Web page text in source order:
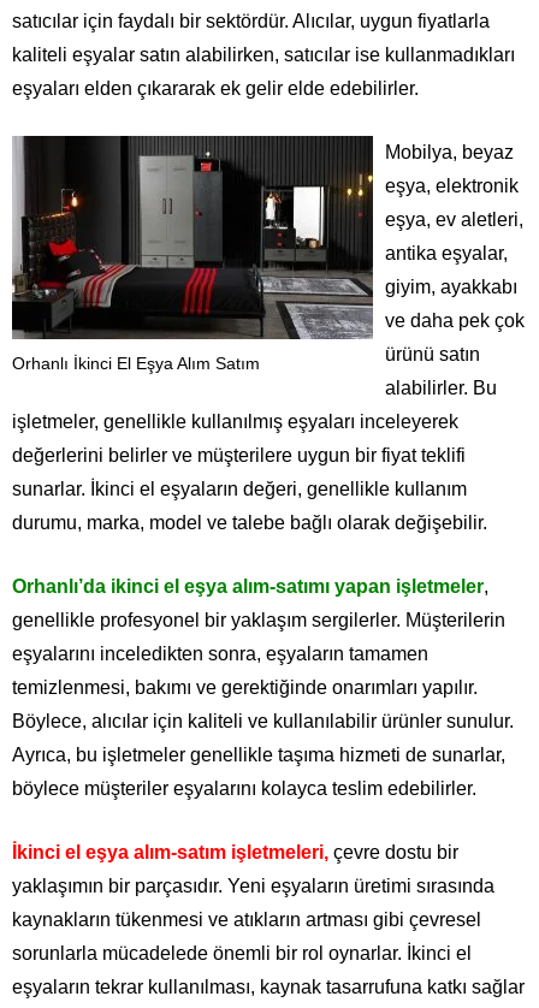
satıcılar için faydalı bir sektördür. Alıcılar, uygun fiyatlarla
kaliteli eşyalar satın alabilirken, satıcılar ise kullanmadıkları
eşyaları elden çıkararak ek gelir elde edebilirler.
Orhanlı İkinci El Eşya Alım Satım
Mobilya, beyaz
eşya, elektronik
eşya, ev aletleri,
antika eşyalar,
giyim, ayakkabı
ve daha pek çok
ürünü satın
alabilirler. Bu
işletmeler, genellikle kullanılmış eşyaları inceleyerek
değerlerini belirler ve müşterilere uygun bir fiyat teklifi
sunarlar. İkinci el eşyaların değeri, genellikle kullanım
durumu, marka, model ve talebe bağlı olarak değişebilir.
Orhanlı’da ikinci el eşya alım-satımı yapan işletmeler,
genellikle profesyonel bir yaklaşım sergilerler. Müşterilerin
eşyalarını inceledikten sonra, eşyaların tamamen
temizlenmesi, bakımı ve gerektiğinde onarımları yapılır.
Böylece, alıcılar için kaliteli ve kullanılabilir ürünler sunulur.
Ayrıca, bu işletmeler genellikle taşıma hizmeti de sunarlar,
böylece müşteriler eşyalarını kolayca teslim edebilirler.
İkinci el eşya alım-satım işletmeleri, çevre dostu bir
yaklaşımın bir parçasıdır. Yeni eşyaların üretimi sırasında
kaynakların tükenmesi ve atıkların artması gibi çevresel
sorunlarla mücadelede önemli bir rol oynarlar. İkinci el
eşyaların tekrar kullanılması, kaynak tasarrufuna katkı sağlar